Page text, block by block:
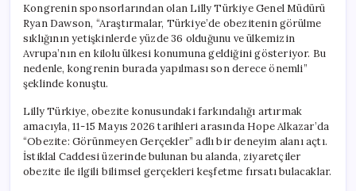
Kongrenin sponsorlarından olan Lilly Türkiye Genel Müdürü
Ryan Dawson, “Araştırmalar, Türkiye’de obezitenin görülme
sıklığının yetişkinlerde yüzde 36 olduğunu ve ülkemizin
Avrupa’nın en kilolu ülkesi konumuna geldiğini gösteriyor. Bu
nedenle, kongrenin burada yapılması son derece önemli”
şeklinde konuştu.
Lilly Türkiye, obezite konusundaki farkındalığı artırmak
amacıyla, 11-15 Mayıs 2026 tarihleri arasında Hope Alkazar’da
“Obezite: Görünmeyen Gerçekler” adlı bir deneyim alanı açtı.
İstiklal Caddesi üzerinde bulunan bu alanda, ziyaretçiler
obezite ile ilgili bilimsel gerçekleri keşfetme fırsatı bulacaklar.